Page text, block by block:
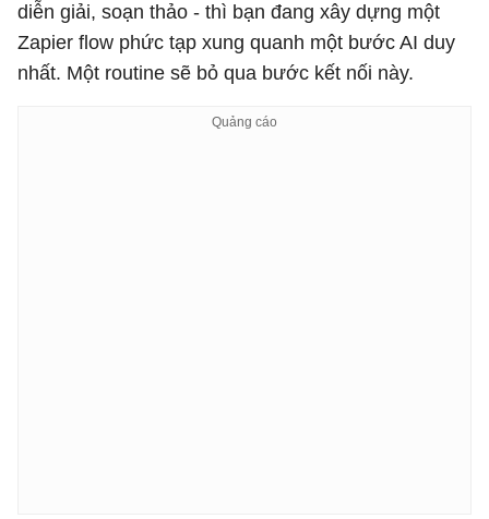
diễn giải, soạn thảo - thì bạn đang xây dựng một
Zapier flow phức tạp xung quanh một bước AI duy
nhất. Một routine sẽ bỏ qua bước kết nối này.